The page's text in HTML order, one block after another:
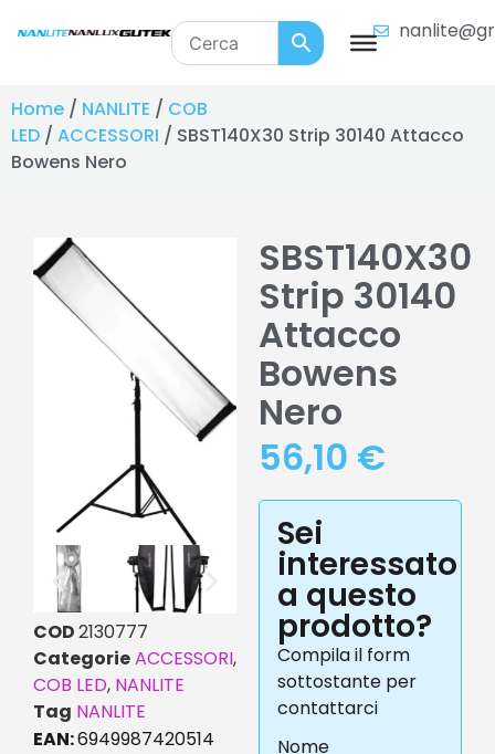
Home / NANLITE / COB
LED / ACCESSORI / SBST140X30 Strip 30140 Attacco
Bowens Nero
COD2130777
CategorieACCESSORI,
COB LED, NANLITE
Tag NANLITE
EAN:6949987420514
SBST140X30
Strip 30140
Attacco
Bowens
Nero
56,10 €
Sei
interessato
a questo
prodotto?
Compila il form
sottostante per
contattarci
Nome